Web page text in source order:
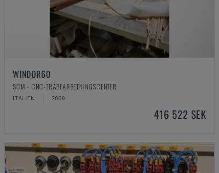
WINDOR60
SCM - CNC-TRÄBEARBETNINGSCENTER
ITALIEN 2000
416 522 SEK